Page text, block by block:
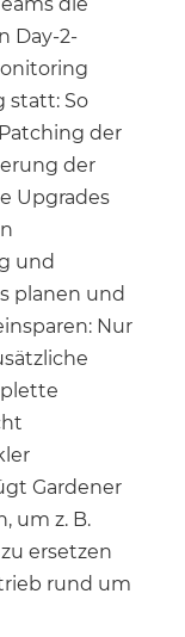
Day-2-
statt: So
der
der
Upgrades
und
planen und
Nur
Gardener
um z. B.
ersetzen
rund um